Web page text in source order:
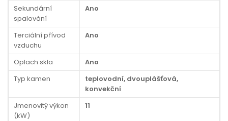
Sekundární
spalování
Ano
Terciální přívod
vzduchu
Ano
Oplach skla
Ano
Typ kamen
teplovodní, dvouplášťová,
konvekční
Jmenovitý výkon
(kW)
11